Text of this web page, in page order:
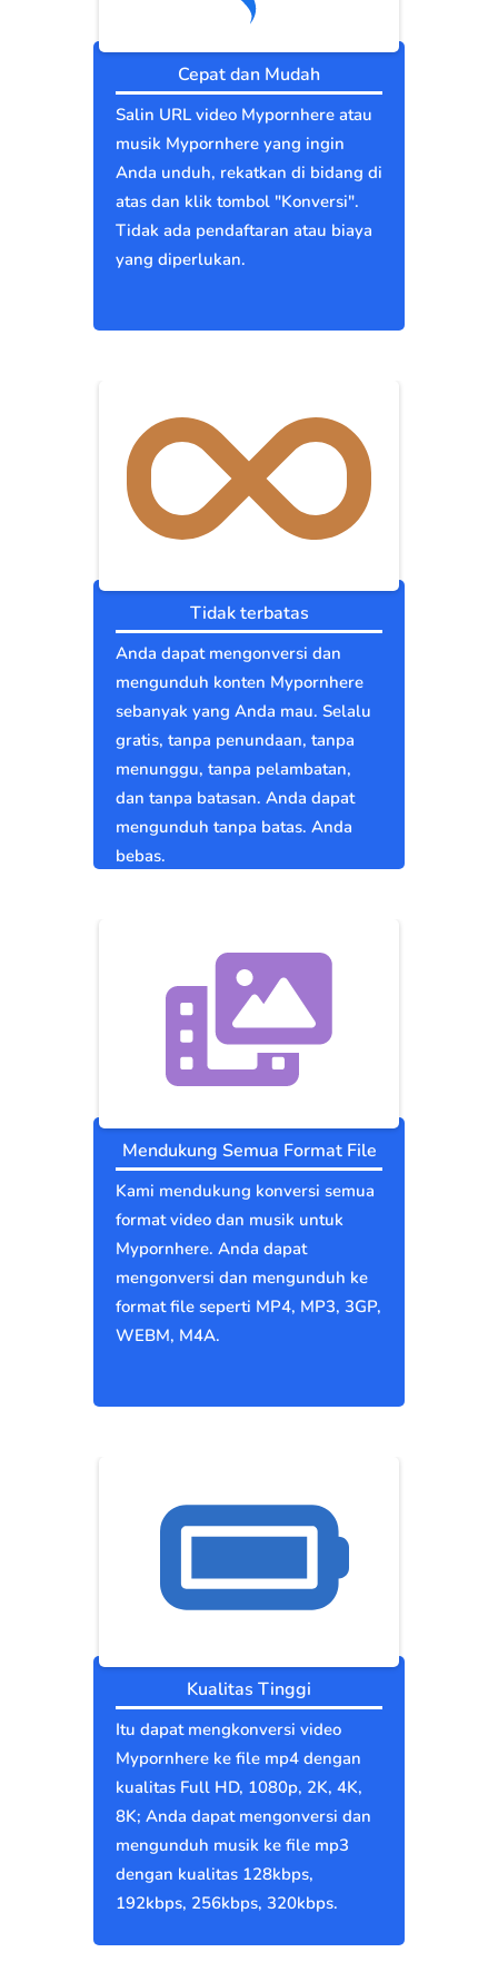
Cepat dan Mudah
Salin URL video Mypornhere atau
musik Mypornhere yang ingin
Anda unduh, rekatkan di bidang di
atas dan klik tombol "Konversi".
Tidak ada pendaftaran atau biaya
yang diperlukan.
Tidak terbatas
Anda dapat mengonversi dan
mengunduh konten Mypornhere
sebanyak yang Anda mau. Selalu
gratis, tanpa penundaan, tanpa
menunggu, tanpa pelambatan,
dan tanpa batasan. Anda dapat
mengunduh tanpa batas. Anda
bebas.
Mendukung Semua Format File
Kami mendukung konversi semua
format video dan musik untuk
Mypornhere. Anda dapat
mengonversi dan mengunduh ke
format file seperti MP4, MP3, 3GP,
WEBM, M4A.
Kualitas Tinggi
Itu dapat mengkonversi video
Mypornhere ke file mp4 dengan
kualitas Full HD, 1080p, 2K, 4K,
8K; Anda dapat mengonversi dan
mengunduh musik ke file mp3
dengan kualitas 128kbps,
192kbps, 256kbps, 320kbps.